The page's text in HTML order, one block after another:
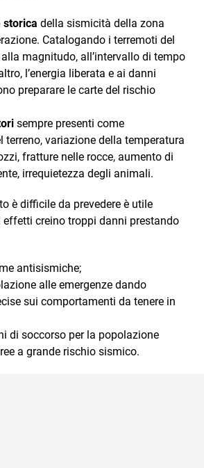
storica della sismicità della zona
Catalogando i terremoti del
magnitudo, all’intervallo di tempo
l’energia liberata e ai danni
preparare le carte del rischio
sempre presenti come
terreno, variazione della temperatura
fratture nelle rocce, aumento di
irrequietezza degli animali.
è difficile da prevedere è utile
effetti creino troppi danni prestando
antisismiche;
alle emergenze dando
sui comportamenti da tenere in
di soccorso per la popolazione
a grande rischio sismico.